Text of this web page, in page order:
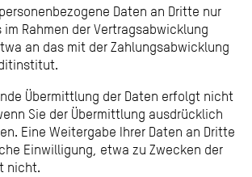
Daten an Dritte nur
Rahmen der Vertragsabwicklung
an das mit der Zahlungsabwicklung
Übermittlung der Daten erfolgt nicht
Sie der Übermittlung ausdrücklich
Eine Weitergabe Ihrer Daten an Dritte
Einwilligung, etwa zu Zwecken der
nicht.